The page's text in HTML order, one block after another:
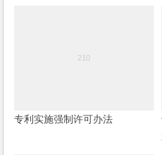
专利实施强制许可办法